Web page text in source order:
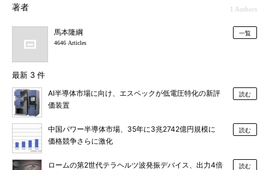
著者 1 Authors
馬本隆綱
4646 Articles
一覧
最新 3 件
AI半導体市場に向け、エスペックが低電圧特化の新評
価装置
読む
中国パワー半導体市場、35年に3兆2742億円規模に
価格競争さらに激化
読む
ロームの第2世代テラヘルツ波発振デバイス、出力4倍
読む